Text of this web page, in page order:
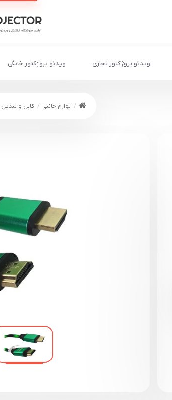
ویدئو پروژکتور تجاری ویدئو پروژکتور خانگی
لوازم جانبی کابل و تبدیل